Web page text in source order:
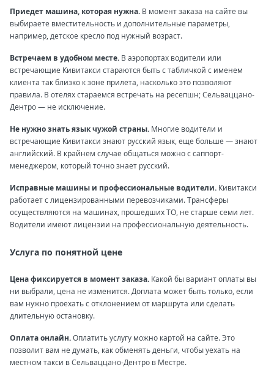
Приедет машина, которая нужна. В момент заказа на сайте вы
выбираете вместительность и дополнительные параметры,
например, детское кресло под нужный возраст.
Встречаем в удобном месте. В аэропортах водители или
встречающие Кивитакси стараются быть с табличкой с именем
клиента так близко к зоне прилета, насколько это позволяют
правила. В отелях стараемся встречать на ресепшн; Сельваццано-
Дентро — не исключение.
Не нужно знать язык чужой страны. Многие водители и
встречающие Кивитакси знают русский язык, еще больше — знают
английский. В крайнем случае общаться можно с саппорт-
менеджером, который точно знает русский.
Исправные машины и профессиональные водители. Кивитакси
работает с лицензированными перевозчиками. Трансферы
осуществляются на машинах, прошедших ТО, не старше семи лет.
Водители имеют лицензии на профессиональную деятельность.
Услуга по понятной цене
Цена фиксируется в момент заказа. Какой бы вариант оплаты вы
ни выбрали, цена не изменится. Доплата может быть только, если
вам нужно проехать с отклонением от маршрута или сделать
длительную остановку.
Оплата онлайн.Оплатить услугу можно картой на сайте. Это
позволит вам не думать, как обменять деньги, чтобы уехать на
местном такси в Сельваццано-Дентро в Местре.